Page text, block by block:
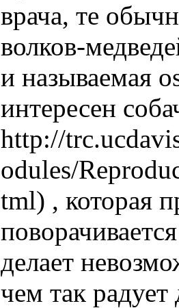
врача, те
волков-
и называемая
интересен
http://
odules/
tml) , которая
делает
чем так